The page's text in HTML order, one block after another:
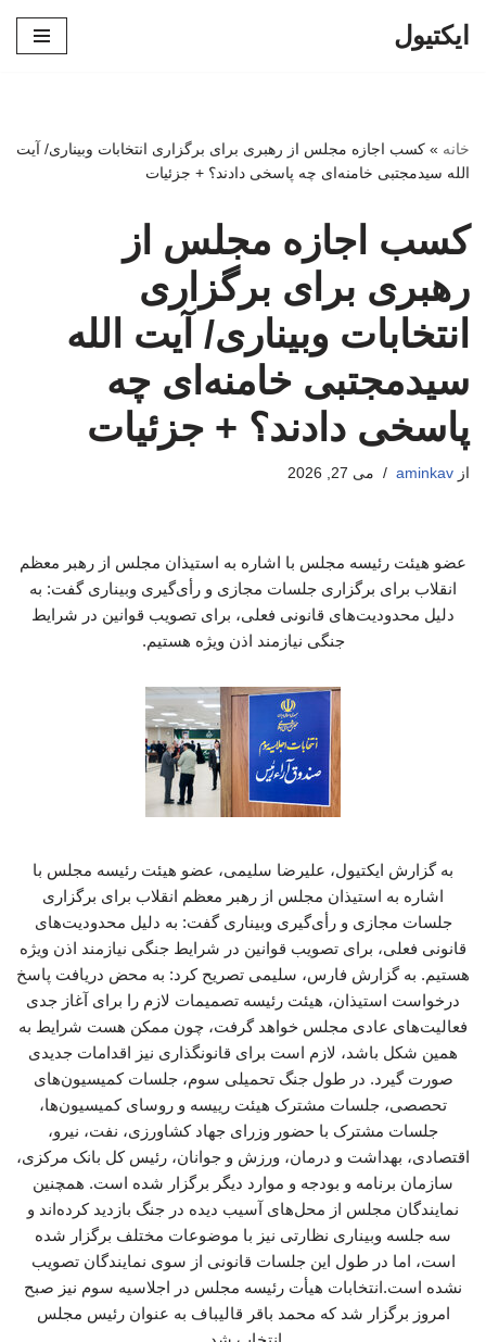
ایکتیول
خانه » کسب اجازه مجلس از رهبری برای برگزاری انتخابات وبیناری/ آیت
الله سیدمجتبی خامنه‌ای چه پاسخی دادند؟ + جزئیات
کسب اجازه مجلس از
رهبری برای برگزاری
انتخابات وبیناری/ آیت الله
سیدمجتبی خامنه‌ای چه
پاسخی دادند؟ + جزئیات
از aminkav می 27, 2026
عضو هیئت رئیسه مجلس با اشاره به استیذان مجلس از رهبر معظم
انقلاب برای برگزاری جلسات مجازی و رأی‌گیری وبیناری گفت: به
دلیل محدودیت‌های قانونی فعلی، برای تصویب قوانین در شرایط
جنگی نیازمند اذن ویژه هستیم.
به گزارش ایکتیول، علیرضا سلیمی، عضو هیئت رئیسه مجلس با
اشاره به استیذان مجلس از رهبر معظم انقلاب برای برگزاری
جلسات مجازی و رأی‌گیری وبیناری گفت: به دلیل محدودیت‌های
قانونی فعلی، برای تصویب قوانین در شرایط جنگی نیازمند اذن ویژه
هستیم. به گزارش فارس، سلیمی تصریح کرد: به محض دریافت پاسخ
درخواست استیذان، هیئت رئیسه تصمیمات لازم را برای آغاز جدی
فعالیت‌های عادی مجلس خواهد گرفت، چون ممکن هست شرایط به
همین شکل باشد، لازم است برای قانونگذاری نیز اقدامات جدیدی
صورت گیرد. در طول جنگ تحمیلی سوم، جلسات کمیسیون‌های
تحصصی، جلسات مشترک هیئت رییسه و روسای کمیسیون‌ها،
جلسات مشترک با حضور وزرای جهاد کشاورزی، نفت، نیرو،
اقتصادی، بهداشت و درمان، ورزش و جوانان، رئیس کل بانک مرکزی،
سازمان برنامه و بودجه و موارد دیگر برگزار شده است. همچنین
نمایندگان مجلس از محل‌های آسیب دیده در جنگ بازدید کرده‌اند و
سه جلسه وبیناری ‌نظارتی نیز با موضوعات مختلف برگزار شده
است، اما در طول این جلسات قانونی از سوی نمایندگان تصویب
نشده است.انتخابات هیأت‌ رئیسه مجلس در اجلاسیه سوم نیز صبح
امروز برگزار شد که محمد باقر قالیباف به عنوان رئیس مجلس